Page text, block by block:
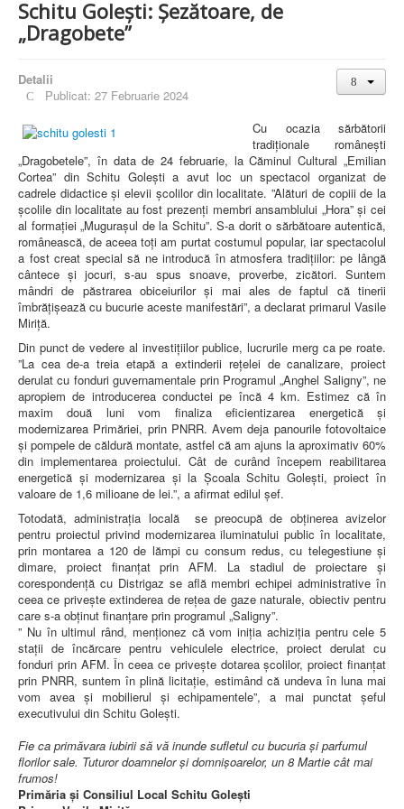
Schitu Golești: Șezătoare, de
„Dragobete”
Detalii
Publicat: 27 Februarie 2024
Cu ocazia sărbătorii
tradiționale românești
„Dragobetele”, în data de 24 februarie, la Căminul Cultural „Emilian
Cortea” din Schitu Golești a avut loc un spectacol organizat de
cadrele didactice și elevii școlilor din localitate. ”Alături de copiii de la
școlile din localitate au fost prezenți membri ansamblului „Hora” și cei
al formației „Mugurașul de la Schitu”. S-a dorit o sărbătoare autentică,
românească, de aceea toți am purtat costumul popular, iar spectacolul
a fost creat special să ne introducă în atmosfera tradițiilor: pe lângă
cântece și jocuri, s-au spus snoave, proverbe, zicători. Suntem
mândri de păstrarea obiceiurilor și mai ales de faptul că tinerii
îmbrățișează cu bucurie aceste manifestări”, a declarat primarul Vasile
Miriță.
Din punct de vedere al investițiilor publice, lucrurile merg ca pe roate.
”La cea de-a treia etapă a extinderii rețelei de canalizare, proiect
derulat cu fonduri guvernamentale prin Programul „Anghel Saligny”, ne
apropiem de introducerea conductei pe încă 4 km. Estimez că în
maxim două luni vom finaliza eficientizarea energetică și
modernizarea Primăriei, prin PNRR. Avem deja panourile fotovoltaice
și pompele de căldură montate, astfel că am ajuns la aproximativ 60%
din implementarea proiectului. Cât de curând începem reabilitarea
energetică și modernizarea și la Școala Schitu Golești, proiect în
valoare de 1,6 milioane de lei.”, a afirmat edilul șef.
Totodată, administrația locală se preocupă de obținerea avizelor
pentru proiectul privind modernizarea iluminatului public în localitate,
prin montarea a 120 de lămpi cu consum redus, cu telegestiune și
dimare, proiect finanțat prin AFM. La stadiul de proiectare și
corespondență cu Distrigaz se află membri echipei administrative în
ceea ce privește extinderea de rețea de gaze naturale, obiectiv pentru
care s-a obținut finanțare prin programul „Saligny”.
” Nu în ultimul rând, menționez că vom iniția achiziția pentru cele 5
stații de încărcare pentru vehiculele electrice, proiect derulat cu
fonduri prin AFM. În ceea ce privește dotarea școlilor, proiect finanțat
prin PNRR, suntem în plină licitație, estimând că undeva în luna mai
vom avea și mobilierul și echipamentele”, a mai punctat șeful
executivului din Schitu Golești.
Fie ca primăvara iubirii să vă inunde sufletul cu bucuria și parfumul
florilor sale. Tuturor doamnelor și domnișoarelor, un 8 Martie cât mai
frumos!
Primăria și Consiliul Local Schitu Golești